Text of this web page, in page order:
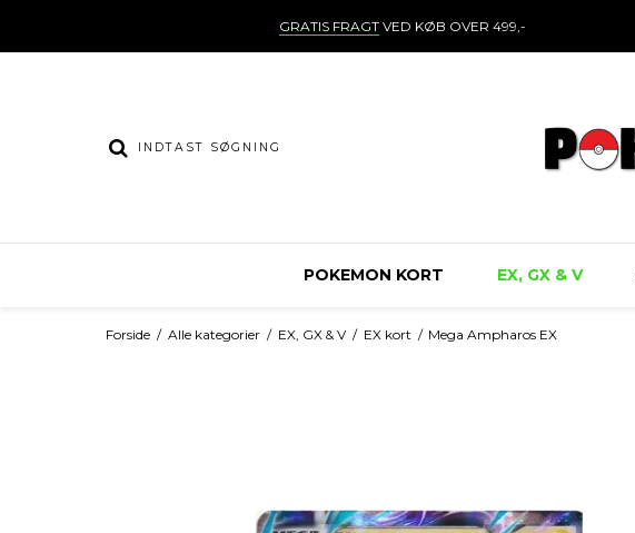
GRATIS FRAGTVED KØB OVER 499,-
POKEMON KORT EX, GX & V
Forside / Alle kategorier / EX, GX & V / EX kort / Mega Ampharos EX